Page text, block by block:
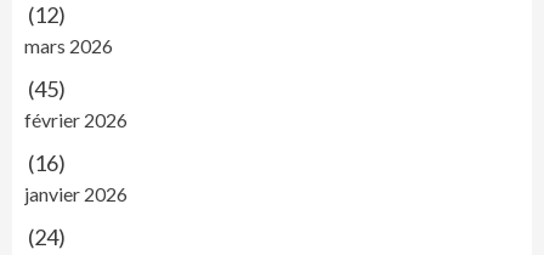
(12)
mars 2026
(45)
février 2026
(16)
janvier 2026
(24)